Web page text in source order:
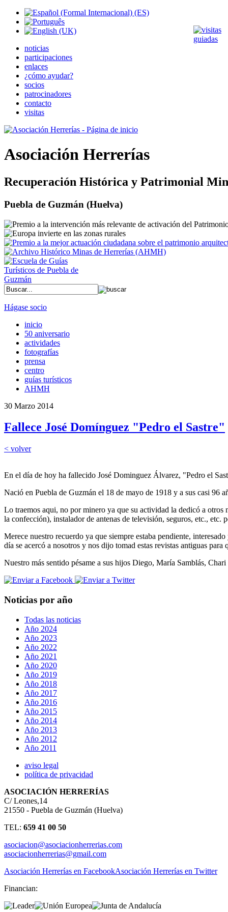
noticias
participaciones
enlaces
¿cómo ayudar?
socios
patrocinadores
contacto
visitas
Asociación Herrerías
Recuperación Histórica y Patrimonial
Puebla de Guzmán (Huelva)
Hágase socio
inicio
50 aniversario
actividades
fotografías
prensa
centro
guías turísticos
AHMH
30 Marzo 2014
Fallece José Domínguez "Pedro el Sastre"
< volver
En el día de hoy ha fallecido José Dominguez Álvarez, "Pedro el
Nació en Puebla de Guzmán el 18 de mayo de 1918 y a sus casi 96
Lo traemos aqui, no por minero ya que su actividad la dedicó a otros
la confección), instalador de antenas de televisión, seguros, etc., etc.
Merece nuestro recuerdo ya que siempre estaba pendiente,
día se acercó a nosotros y nos dijo tomad estas revistas antiguas
Nuestro más sentido pésame a sus hijos Diego, María Samblás,
Noticias por año
Todas las noticias
Año 2024
Año 2023
Año 2022
Año 2021
Año 2020
Año 2019
Año 2018
Año 2017
Año 2016
Año 2015
Año 2014
Año 2013
Año 2012
Año 2011
aviso legal
política de privacidad
ASOCIACIÓN HERRERÍAS
C/ Leones,14
21550 - Puebla de Guzmán (Huelva)
TEL: 659 41 00 50
asociacion@asociacionherrerias.com
asociacionherrerias@gmail.com
Asociación Herrerías en FacebookAsociación Herrerías en Twitter
Financian: